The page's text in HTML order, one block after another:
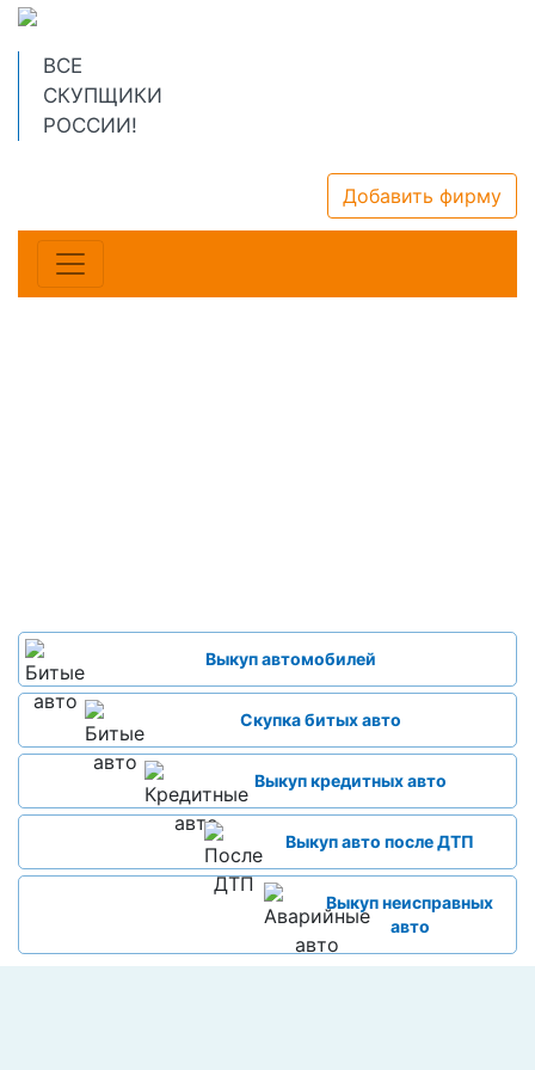
ВСЕ
СКУПЩИКИ
РОССИИ!
Добавить фирму
Выкуп автомобилей
Скупка битых авто
Выкуп кредитных авто
Выкуп авто после ДТП
Выкуп неисправных
авто